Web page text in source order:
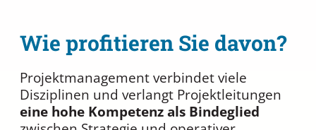
Wie profitieren Sie davon?
Projektmanagement verbindet viele
Disziplinen und verlangt Projektleitungen
eine hohe Kompetenz als Bindeglied